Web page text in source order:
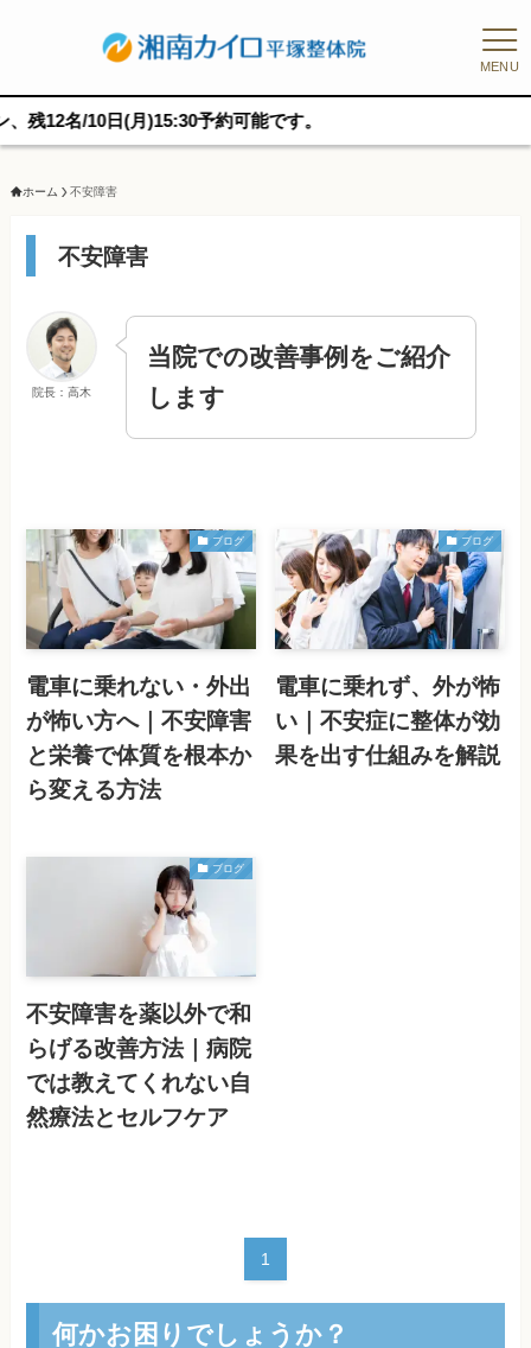
MENU
/10日(月)15:30予約可能です。
ホーム 不安障害
不安障害
院長：高木
当院での改善事例をご紹介
します
ブログ
電車に乗れない・外出
が怖い方へ｜不安障害
と栄養で体質を根本か
ら変える方法
ブログ
電車に乗れず、外が怖
い｜不安症に整体が効
果を出す仕組みを解説
ブログ
不安障害を薬以外で和
らげる改善方法｜病院
では教えてくれない自
然療法とセルフケア
1
何かお困りでしょうか？